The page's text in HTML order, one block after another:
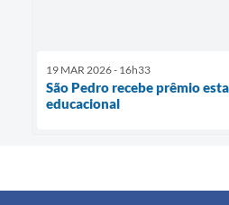
19 MAR 2026 - 16h33
São Pedro recebe prêmio
educacional